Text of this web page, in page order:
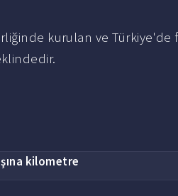
kurulan ve Türkiye'de
kilometre